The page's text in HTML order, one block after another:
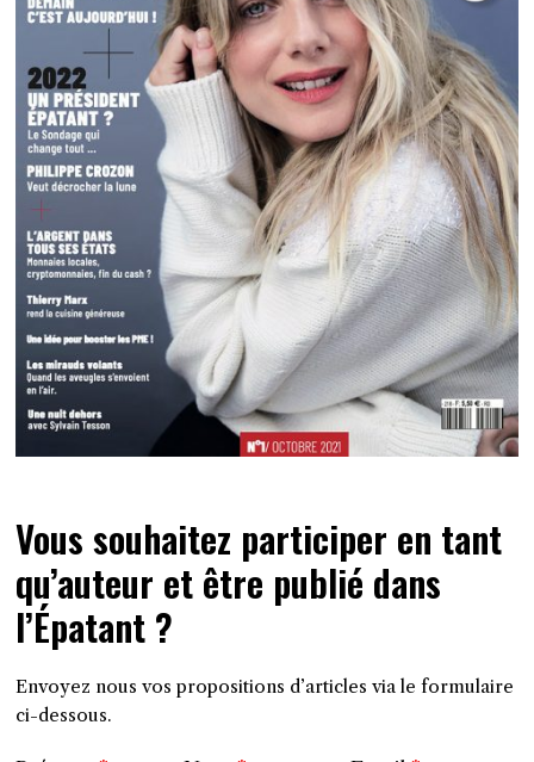
Vous souhaitez participer en tant
qu’auteur et être publié dans
l’Épatant ?
Envoyez nous vos propositions d’articles via le formulaire
ci-dessous.